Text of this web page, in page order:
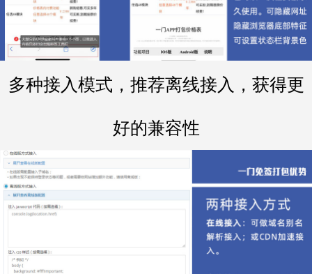
多种接入模式，推荐离线接入，获得更
好的兼容性